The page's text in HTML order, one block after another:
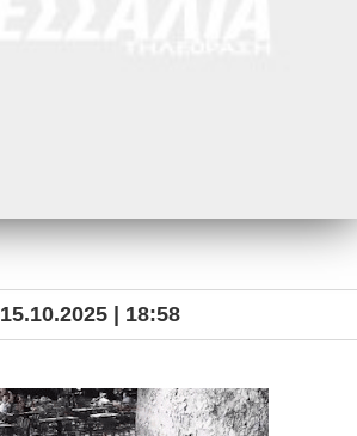
15.10.2025 | 18:58